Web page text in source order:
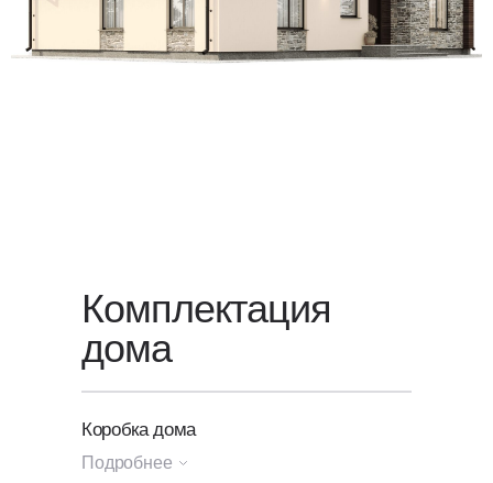
Для уточнения стоимости вашего
проекта свяжитесь с нами или
Комплектация
дома
Коробка дома
Подробнее